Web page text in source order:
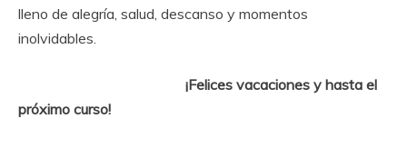
lleno de alegría, salud, descanso y momentos
inolvidables.
¡Felices vacaciones y hasta el
próximo curso!